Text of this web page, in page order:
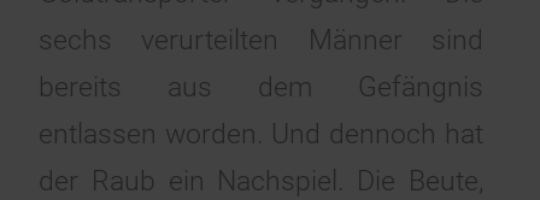
sechs verurteilten Männer sind
bereits aus dem Gefängnis
entlassen worden. Und dennoch hat
der Raub ein Nachspiel. Die Beute,